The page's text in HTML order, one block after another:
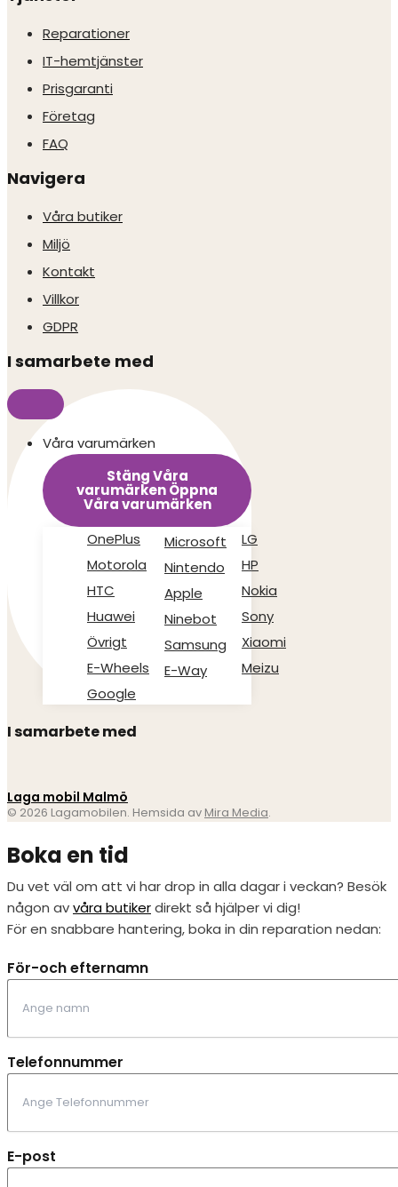
Reparationer
IT-hemtjänster
Prisgaranti
Företag
FAQ
Navigera
Våra butiker
Miljö
Kontakt
Villkor
GDPR
I samarbete med
Våra varumärken
Stäng Våra
varumärkenÖppna
Våra varumärken
OnePlus
Motorola
HTC
Huawei
Övrigt
E-Wheels
Google
Microsoft
Nintendo
Apple
Ninebot
Samsung
E-Way
LG
HP
Nokia
Sony
Xiaomi
Meizu
I samarbete med
Laga mobil Malmö
© 2026 Lagamobilen. Hemsida av Mira Media.
Boka en tid
Du vet väl om att vi har drop in alla dagar i veckan? Besök
någon avvåra butikerdirekt så hjälper vi dig!
För en snabbare hantering, boka in din reparation nedan:
För-och efternamn
Telefonnummer
E-post